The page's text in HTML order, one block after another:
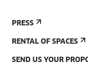
PRESS
RENTAL OF SPACES
SEND US YOUR